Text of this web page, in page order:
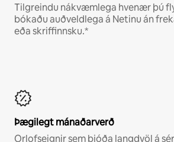
Tilgreindu nákvæmlega hvenær þú
bókaðu auðveldlega á Netinu án
eða skriffinnsku.*
Þægilegt mánaðarverð
Orlofseignir sem bjóða langdvöl á